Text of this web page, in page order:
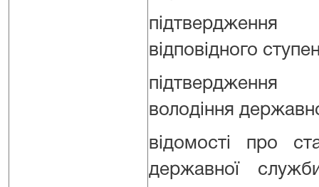
відповідного
підтвердження
володіння
відомості про
державної